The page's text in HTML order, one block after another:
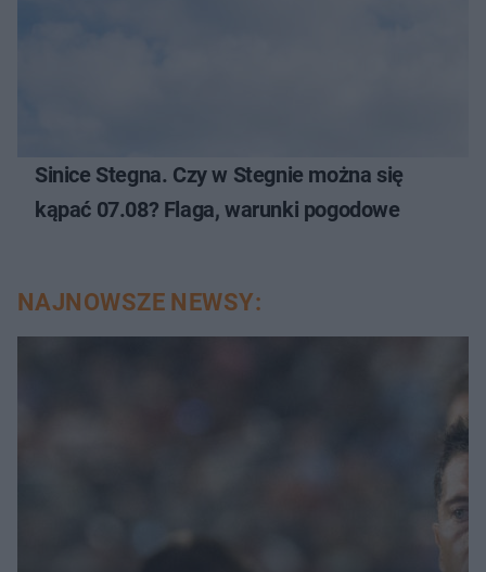
Sinice Stegna. Czy w Stegnie można się
kąpać 07.08? Flaga, warunki pogodowe
NAJNOWSZE NEWSY: